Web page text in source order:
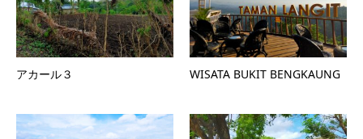
アカール３ WISATA BUKIT BENGKAUNG